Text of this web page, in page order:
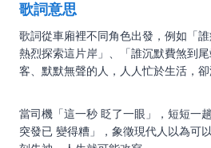
歌詞意思
歌詞從車廂裡不同角色出發，例如「
熱烈探索這片岸」、「誰沉默費煞到
客、默默無聲的人，人人忙於生活，卻
當司機「這一秒 眨了一眼」，短短一
突發已 變得糟」，象徵現代人以為可